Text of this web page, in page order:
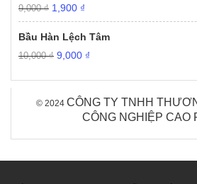
9,000₫ Giá
gốc
9,000 ₫.
1,900 ₫
hiện
tại
1,900 ₫.
Bầu Hàn Lệch Tâm
10,000₫ Giá
là:
9,000 ₫
tại
9,000 ₫.
© 2024 CÔNG TY TNHH
CÔNG NGHIỆP CAO